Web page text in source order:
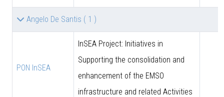
Angelo De Santis ( 1 )
PON InSEA
InSEA Project: Initiatives in
Supporting the consolidation and
enhancement of the EMSO
infrastructure and related Activities